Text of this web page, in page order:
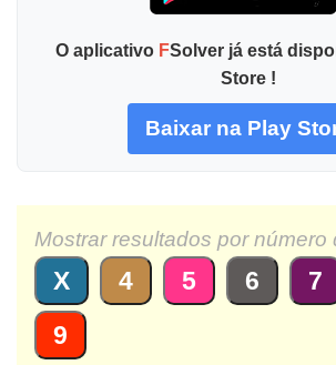
O aplicativo FSolver já está
Store !
Baixar na Play
Mostrar resultados por número
X 4 5 6 7
9